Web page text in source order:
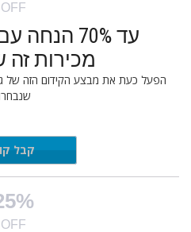
OFF
עד 70%
מכירות זה
GIGLIOקבל
OFF